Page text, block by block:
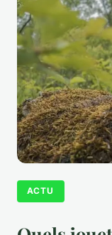
ACTU